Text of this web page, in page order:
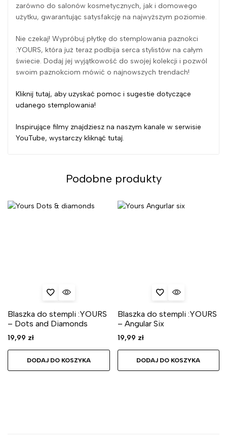
zarówno do salonów kosmetycznych, jak i domowego
użytku, gwarantując satysfakcję na najwyższym poziomie.
Nie czekaj! Wypróbuj płytkę do stemplowania paznokci
:YOURS, która już teraz podbija serca stylistów na całym
świecie. Dodaj jej wyjątkowość do swojej kolekcji i pozwól
swoim paznokciom mówić o najnowszych trendach!
Kliknij tutaj, aby uzyskać pomoc i sugestie dotyczące
udanego stemplowania!
Inspirujące filmy znajdziesz na naszym kanale w serwisie
YouTube, wystarczy kliknąć tutaj.
Podobne produkty
Blaszka do stempli :YOURS
– Dots and Diamonds
19,99 zł
DODAJ DO KOSZYKA
Blaszka do stempli :YOURS
– Angular Six
19,99 zł
DODAJ DO KOSZYKA